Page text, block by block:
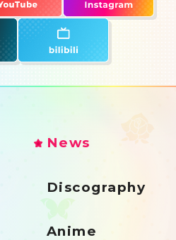
News
Discography
Anime